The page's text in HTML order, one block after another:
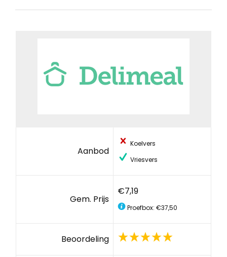
Aanbod
Koelvers
Vriesvers
Gem. Prijs
€7,19
Proefbox: €37,50
Beoordeling